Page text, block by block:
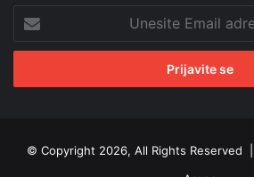
Email
adresu
© Copyright 2026, All Rights Reserved |